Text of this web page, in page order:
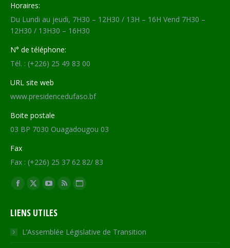
Horaires:
Du Lundi au jeudi, 7H30 – 12H30 / 13H – 16H Vend 7H30 –
12H30 / 13H30 – 16H30
N° de téléphone:
Tél. : (+226) 25 49 83 00
URL site web
www.presidencedufaso.bf
Boite postale
03 BP 7030 Ouagadougou 03
Fax
Fax : (+226) 25 37 62 82/ 83
Trouvez nous sur :
Facebook
opens
in
new
X
opens
in
new
YouTube
opens
in
new
RSS
in
new
Site
opens
in
LIENS UTILES
L’Assemblée Législative de Transition